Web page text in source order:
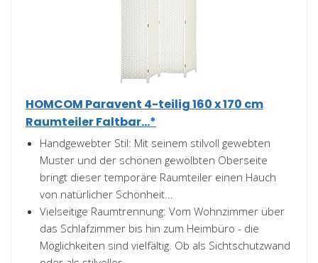
HOMCOM Paravent 4-teilig 160 x 170 cm
Raumteiler Faltbar...*
Handgewebter Stil: Mit seinem stilvoll gewebten
Muster und der schönen gewölbten Oberseite
bringt dieser temporäre Raumteiler einen Hauch
von natürlicher Schönheit...
Vielseitige Raumtrennung: Vom Wohnzimmer über
das Schlafzimmer bis hin zum Heimbüro - die
Möglichkeiten sind vielfältig. Ob als Sichtschutzwand